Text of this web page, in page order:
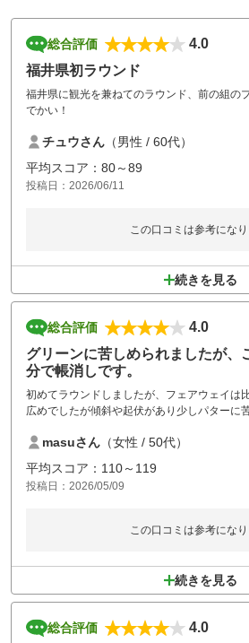
総合評価
4.0
福井県初ラウンド
福井県に観光を兼ねてのラウンド、前の組の
でかい！
チュウさん （男性 / 60代）
平均スコア：80～89
投稿日：2026/06/11
この口コミは参考にな
続きを見る
総合評価
4.0
グリーンに苦しめられましたが、
分で帳消しです。
初めてラウンドしましたが、フェアウェイは
広めでしたが傾斜や起伏があり少しパターに
ステーキランチにしたのが大正解で、美味し
ただきました。
また、リベンジしたいコースでした。
masuさん （女性 / 50代）
平均スコア：110～119
投稿日：2026/05/09
この口コミは参考にな
続きを見る
総合評価
4.0